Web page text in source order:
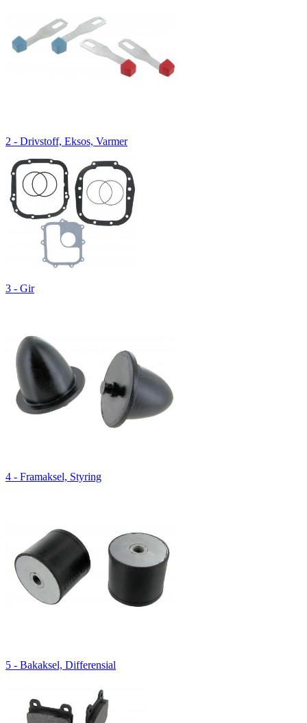
2 - Drivstoff, Eksos, Varmer
3 - Gir
4 - Framaksel, Styring
5 - Bakaksel, Differensial